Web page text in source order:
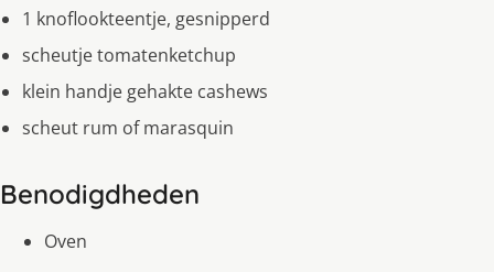
1 knoflookteentje, gesnipperd
scheutje tomatenketchup
klein handje gehakte cashews
scheut rum of marasquin
Benodigdheden
Oven